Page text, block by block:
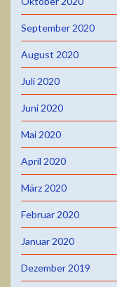
September 2020
August 2020
Juli 2020
Juni 2020
Mai 2020
April 2020
März 2020
Februar 2020
Januar 2020
Dezember 2019